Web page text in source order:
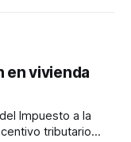
en vivienda
Impuesto a la
tributario